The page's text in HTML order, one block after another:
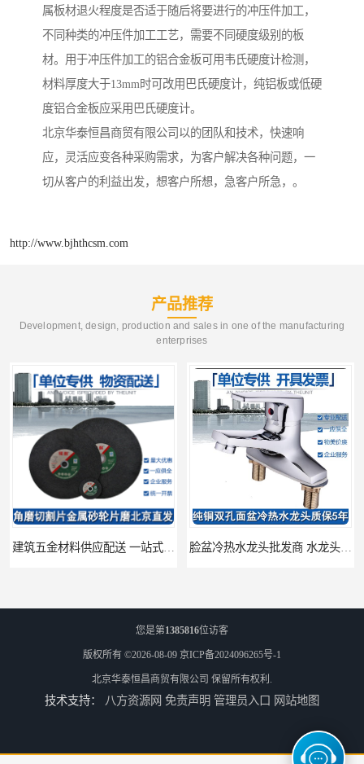
属板材退火程度是否适于随后将要进行的冲压件加工，
不同种类的冲压件加工工艺，需要不同硬度级别的板
材。用于冲压件加工的铝合金板可用韦氏硬度计检测，
材料厚度大于13mm时可改用巴氏硬度计，纯铝板或低硬
度铝合金板应采用巴氏硬度计。
北京华泰恒昌商贸有限公司以的团队和技术，快速响
应，灵活应变各种采购需求，为客户解决各种问题，一
切从客户的利益出发，想客户所想，急客户所急，。
http://www.bjhthcsm.com
产品推荐
Development, design, production and sales in one of the manufacturing
enterprises
厨房冷热水龙头批发 三孔面盆通用中珠 24小时内送达 浴室冷热水龙头芯 三孔面盆通用中珠 24小时内送达
您是第1385816位访客
版权所有 ©2026-08-09 京ICP备2024096265号-1
北京华泰恒昌商贸有限公司 保留所有权利.
技术支持： 八方资源网 免责声明 管理员入口 网站地图